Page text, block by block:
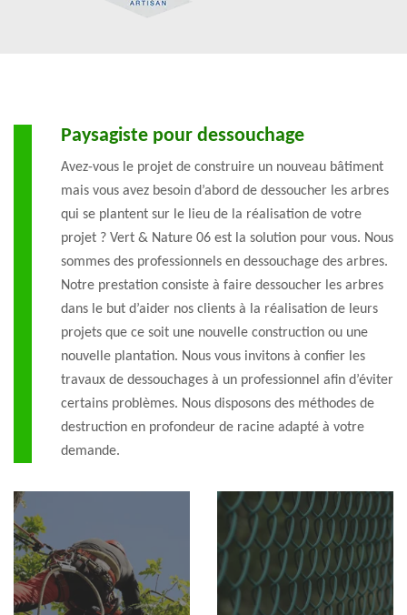
Paysagiste pour dessouchage
Avez-vous le projet de construire un nouveau bâtiment
mais vous avez besoin d’abord de dessoucher les arbres
qui se plantent sur le lieu de la réalisation de votre
projet ? Vert & Nature 06 est la solution pour vous. Nous
sommes des professionnels en dessouchage des arbres.
Notre prestation consiste à faire dessoucher les arbres
dans le but d’aider nos clients à la réalisation de leurs
projets que ce soit une nouvelle construction ou une
nouvelle plantation. Nous vous invitons à confier les
travaux de dessouchages à un professionnel afin d’éviter
certains problèmes. Nous disposons des méthodes de
destruction en profondeur de racine adapté à votre
demande.